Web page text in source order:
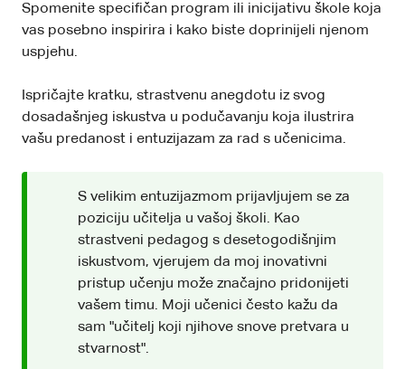
Spomenite specifičan program ili inicijativu škole koja
vas posebno inspirira i kako biste doprinijeli njenom
uspjehu.
Ispričajte kratku, strastvenu anegdotu iz svog
dosadašnjeg iskustva u podučavanju koja ilustrira
vašu predanost i entuzijazam za rad s učenicima.
S velikim entuzijazmom prijavljujem se za
poziciju učitelja u vašoj školi. Kao
strastveni pedagog s desetogodišnjim
iskustvom, vjerujem da moj inovativni
pristup učenju može značajno pridonijeti
vašem timu. Moji učenici često kažu da
sam "učitelj koji njihove snove pretvara u
stvarnost".